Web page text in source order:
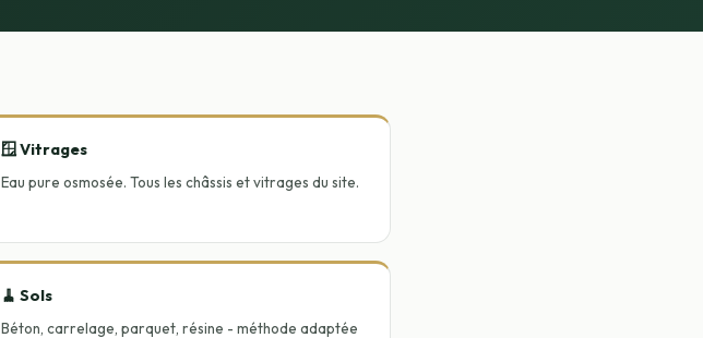
🪟 Vitrages
Eau pure osmosée. Tous les châssis et vitrages du site.
🧹 Sols
Béton, carrelage, parquet, résine - méthode adaptée